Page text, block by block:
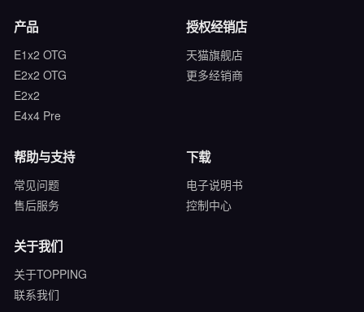
产品
E1x2 OTG
E2x2 OTG
E2x2
E4x4 Pre
授权经销店
天猫旗舰店
更多经销商
帮助与支持
常见问题
售后服务
下载
电子说明书
控制中心
关于我们
关于TOPPING
联系我们